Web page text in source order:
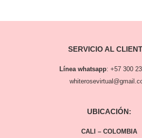
SERVICIO AL
Línea whatsapp: +57 300
UBICACIÓN:
CALI – COLOMBIA